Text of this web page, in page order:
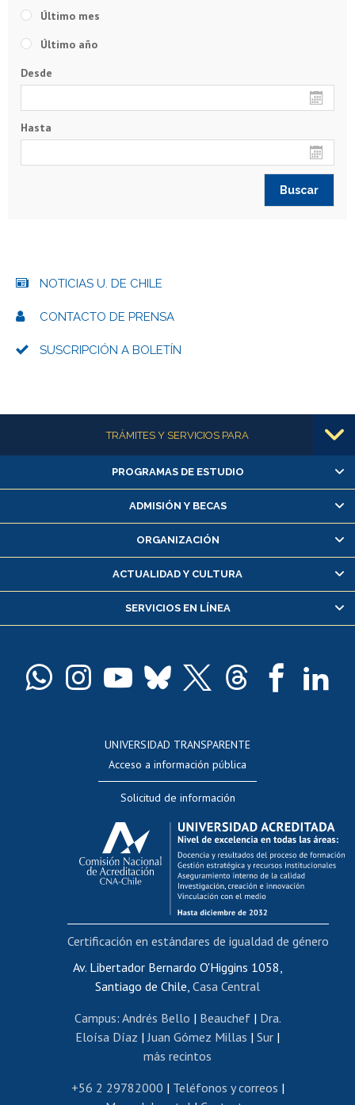
Último mes
Último año
Desde
Hasta
NOTICIAS U. DE CHILE
CONTACTO DE PRENSA
SUSCRIPCIÓN A BOLETÍN
Más informaciónTRÁMITES Y SERVICIOS PARA
Alumnas/os y exalumnas/os
Matrícula en línea
Inscripción y cambio de asignaturas
Consulta y certificado de notas
Servicio médico y dental
Pago de arancel y crédito alumnos
Docentes
Perfeccionamiento
Editar Portafolio Académico
Evaluación docente
Calificación académica
Postulación al AUCAI
Funcionarias/os
Cursos internos de capacitación
Bienestar del personal
Portal de movilidad interna
Certificado de renta
Certificado de renta honorarios
Editar páginas blancas
Extranjeras/os
Revalidación y reconocimiento de títulos
PROGRAMAS DE ESTUDIO
ADMISIÓN Y BECAS
ORGANIZACIÓN
ACTUALIDAD Y CULTURA
SERVICIOS EN LÍNEA
UNIVERSIDAD TRANSPARENTE
Acceso a información pública
Solicitud de información
Av. Libertador Bernardo O'Higgins 1058,
Santiago de Chile, Casa Central
Campus: Andrés Bello | Beauchef| Dra.
Eloísa Díaz | Juan Gómez Millas | Sur |
más recintos
+56 2 29782000 | Teléfonos y correos |
Certificación en estándares de igualdad de género